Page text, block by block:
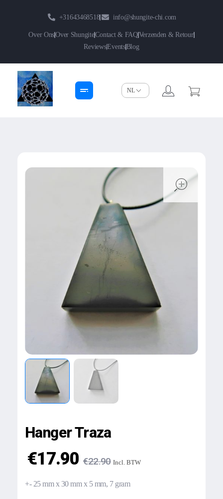
+31643468518 info@shungite-chi.com
Over OnsOver ShungiteContact & FAQVerzenden & Retour
ReviewsEventsBlog
Hanger Traza
€17.90 €22.90 Incl. BTW
+- 25 mm x 30 mm x 5 mm, 7 gram